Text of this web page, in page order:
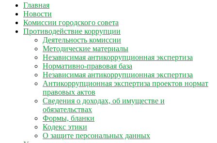
Главная
Новости
Комиссии городского совета
Противодействие коррупции
Деятельность комиссии
Методические материалы
Независимая антикоррупционная экспертиза
Нормативно-правовая база
Независимая антикоррупционная экспертиза
Антикоррупционная экспертиза проектов нормат
правовых актов
Сведения о доходах, об имуществе и
обязательствах
Формы, бланки
Кодекс этики
О защите персональных данных